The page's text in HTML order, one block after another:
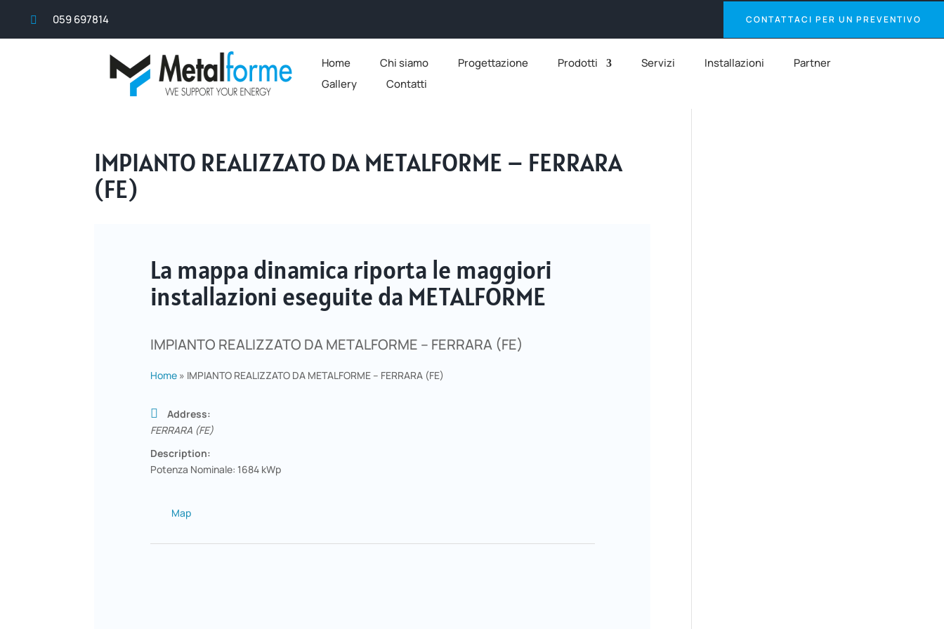
 059 697814 CONTATTACI PER UN PREVENTIVO
Home Chi siamo Progettazione Prodotti Servizi Installazioni
Partner
Gallery
Contatti
IMPIANTO REALIZZATO DA METALFORME – FERRARA
(FE)
La mappa dinamica riporta le maggiori
installazioni eseguite da METALFORME
IMPIANTO REALIZZATO DA METALFORME – FERRARA (FE)
Home» IMPIANTO REALIZZATO DA METALFORME – FERRARA (FE)
Address:
FERRARA (FE)
Description:
Potenza Nominale: 1684 kWp
Map